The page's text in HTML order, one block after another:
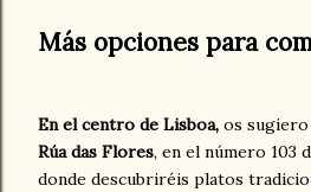
Más opciones para
En el centro de Lisboa, os
Rúa das Flores, en el número 103
donde descubriréis platos